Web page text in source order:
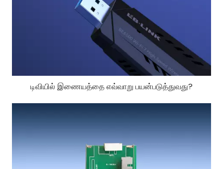
டிவியில் இணையத்தை எவ்வாறு பயன்படுத்துவது?